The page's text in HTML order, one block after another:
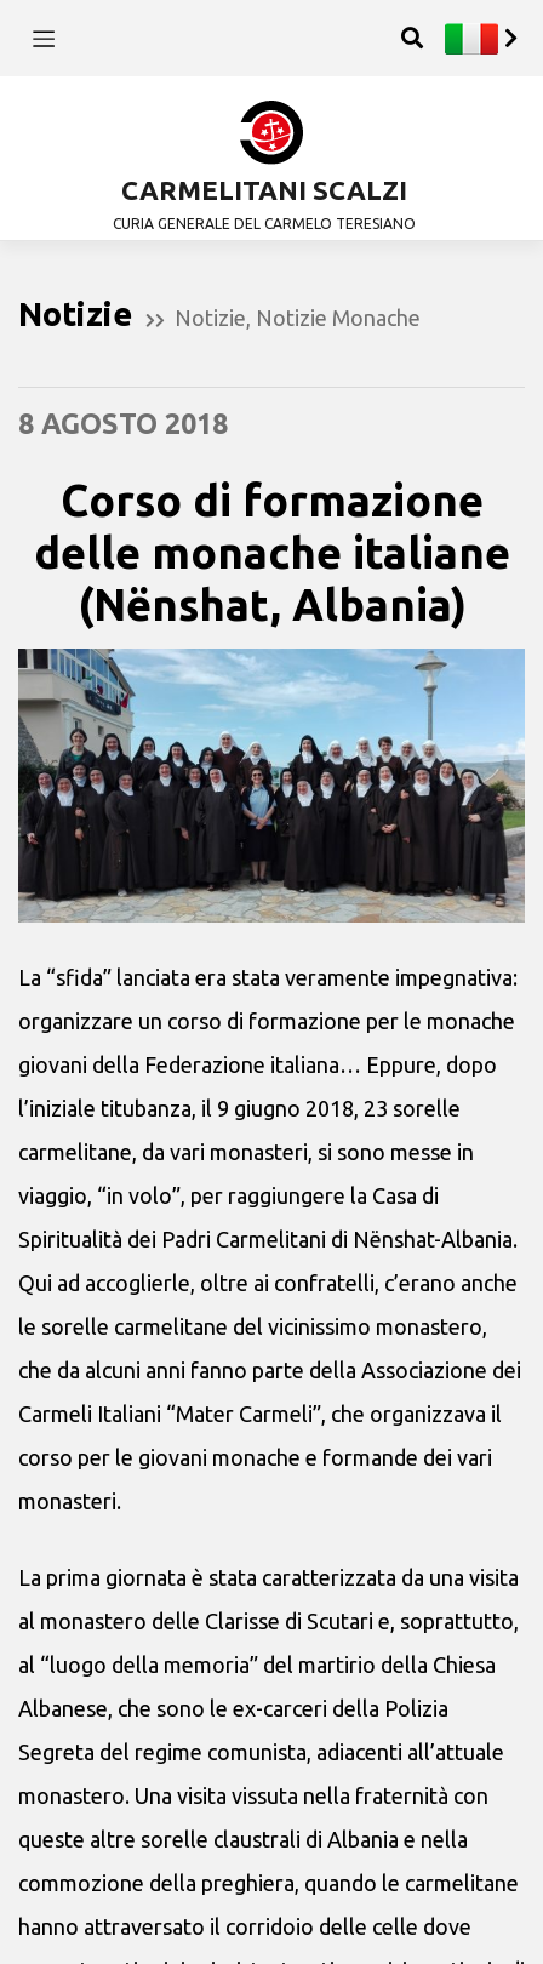
CARMELITANI SCALZI
CURIA GENERALE DEL CARMELO TERESIANO
Notizie Notizie Notizie Monache
8 AGOSTO 2018
Corso di formazione
delle monache italiane
(Nënshat, Albania)
La “sfida” lanciata era stata veramente impegnativa:
organizzare un corso di formazione per le monache
giovani della Federazione italiana… Eppure, dopo
l’iniziale titubanza, il 9 giugno 2018, 23 sorelle
carmelitane, da vari monasteri, si sono messe in
viaggio, “in volo”, per raggiungere la Casa di
Spiritualità dei Padri Carmelitani di Nënshat-Albania.
Qui ad accoglierle, oltre ai confratelli, c’erano anche
le sorelle carmelitane del vicinissimo monastero,
che da alcuni anni fanno parte della Associazione dei
Carmeli Italiani “Mater Carmeli”, che organizzava il
corso per le giovani monache e formande dei vari
monasteri.
La prima giornata è stata caratterizzata da una visita
al monastero delle Clarisse di Scutari e, soprattutto,
al “luogo della memoria” del martirio della Chiesa
Albanese, che sono le ex-carceri della Polizia
Segreta del regime comunista, adiacenti all’attuale
monastero. Una visita vissuta nella fraternità con
queste altre sorelle claustrali di Albania e nella
commozione della preghiera, quando le carmelitane
hanno attraversato il corridoio delle celle dove